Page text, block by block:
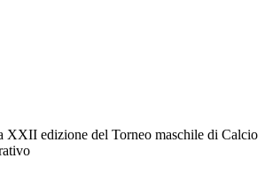
XXII edizione del Torneo maschile di Calcio